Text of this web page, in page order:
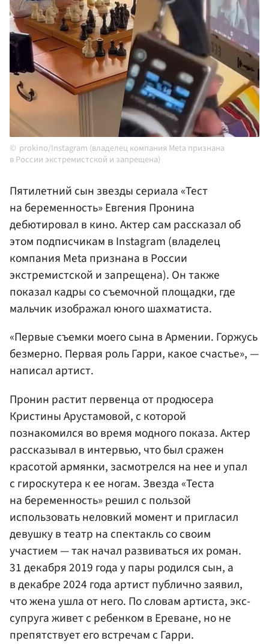
prokino/Instagram (владелец компания Meta признана
в России экстремистской и запрещена)
Пятилетний сын звезды сериала «Тест
на беременность» Евгения Пронина
дебютировал в кино. Актер сам рассказал об
этом подписчикам в Instagram (владелец
компания Meta признана в России
экстремистской и запрещена). Он также
показал кадры со съемочной площадки, где
мальчик изображал юного шахматиста.
«Первые съемки моего сына в Армении. Горжусь
безмерно. Первая роль Гарри, какое счастье», —
написал артист.
Пронин растит первенца от продюсера
Кристины Арустамовой, с которой
познакомился во время модного показа. Актер
рассказывал в интервью, что был сражен
красотой армянки, засмотрелся на нее и упал
с гироскутера к ее ногам. Звезда «Теста
на беременность» решил с пользой
использовать неловкий момент и пригласил
девушку в театр на спектакль со своим
участием — так начал развиваться их роман.
31 декабря 2019 года у пары родился сын, а
в декабре 2024 года артист публично заявил,
что жена ушла от него. По словам артиста, экс-
супруга живет с ребенком в Ереване, но не
препятствует его встречам с Гарри.